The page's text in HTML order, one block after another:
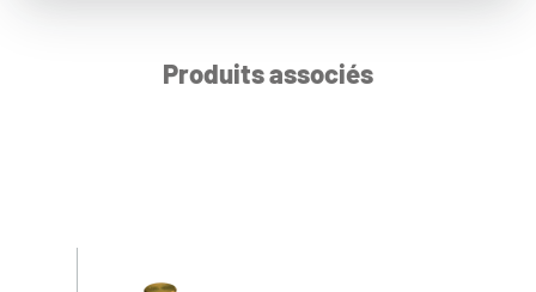
Produits associés